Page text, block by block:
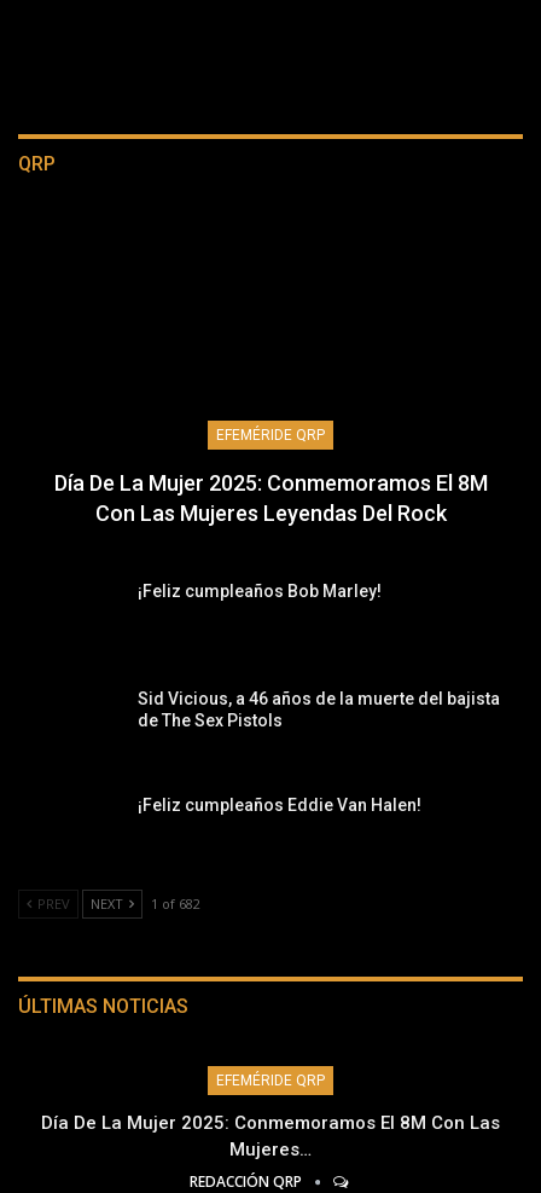
QRP
EFEMÉRIDE QRP
Día De La Mujer 2025: Conmemoramos El 8M
Con Las Mujeres Leyendas Del Rock
¡Feliz cumpleaños Bob Marley!
Sid Vicious, a 46 años de la muerte del bajista
de The Sex Pistols
¡Feliz cumpleaños Eddie Van Halen!
PREV NEXT 1 of 682
ÚLTIMAS NOTICIAS
EFEMÉRIDE QRP
Día De La Mujer 2025: Conmemoramos El 8M Con Las
Mujeres…
REDACCIÓN QRP